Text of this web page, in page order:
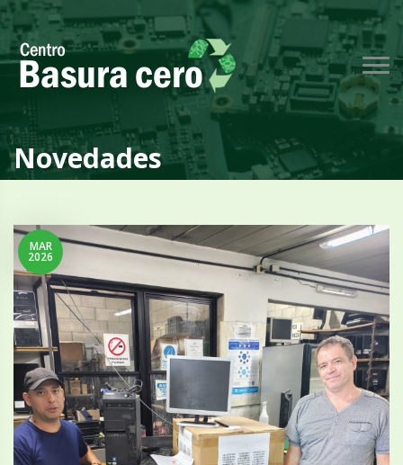
Novedades
MAR
2026